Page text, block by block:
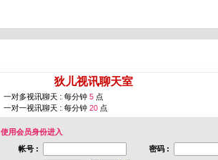
狄儿视讯聊天室
一对多视讯聊天 : 每分钟 5 点
一对一视讯聊天 : 每分钟 20 点
使用会员身份进入
帐号 :
密码 :